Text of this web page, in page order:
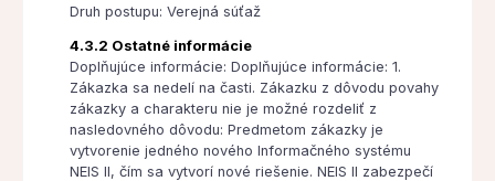
Druh postupu: Verejná súťaž
4.3.2 Ostatné informácie
Doplňujúce informácie: Doplňujúce informácie: 1.
Zákazka sa nedelí na časti. Zákazku z dôvodu povahy
zákazky a charakteru nie je možné rozdeliť z
nasledovného dôvodu: Predmetom zákazky je
vytvorenie jedného nového Informačného systému
NEIS II, čím sa vytvorí nové riešenie. NEIS II zabezpečí